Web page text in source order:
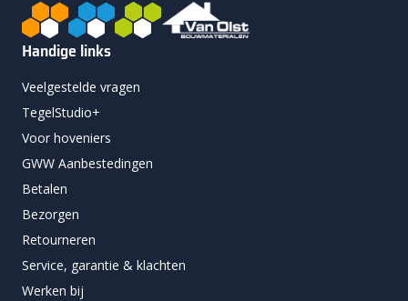
Handige links
Veelgestelde vragen
TegelStudio+
Voor hoveniers
GWW Aanbestedingen
Betalen
Bezorgen
Retourneren
Service, garantie & klachten
Werken bij